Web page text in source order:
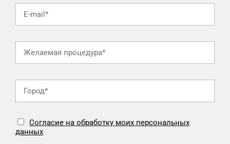
Согласие на обработку моих персональных
данных